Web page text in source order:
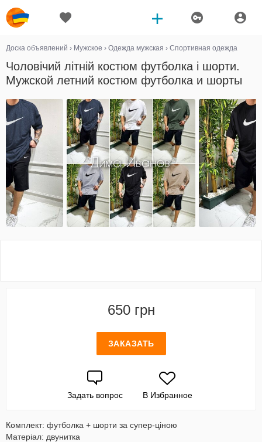
Доска объявлений › Мужское › Одежда мужская › Спортивная одежда
Чоловічий літній костюм футболка і шорти.
Мужской летний костюм футболка и шорты
650 грн
ЗАКАЗАТЬ
Задать вопрос В Избранное
Комплект: футболка + шорти за супер-ціною
Матеріал: двунитка